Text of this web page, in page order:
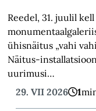
Reedel, 31. juulil
ühisnäitus „vahi
Näitus-
uurimusi…
29. VII 2026
1